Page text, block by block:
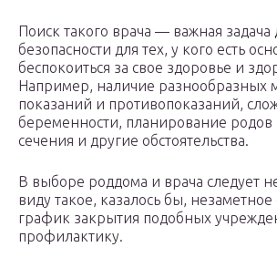
Поиск такого врача — важная задача
безопасности для тех, у кого есть
беспокоиться за свое здоровье и
Например, наличие разнообразных
показаний и противопоказаний,
беременности, планирование родов
сечения и другие обстоятельства.
В выборе роддома и врача следует
виду такое, казалось бы,
график закрытия подобных
профилактику.